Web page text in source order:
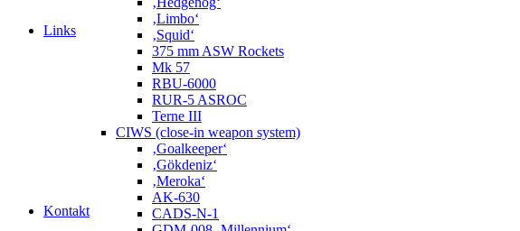
Links
Kontakt
‚Limbo‘
‚Squid‘
375 mm ASW Rockets
Mk 57
RBU-6000
RUR-5 ASROC
Terne III
CIWS (close-in weapon system)
‚Goalkeeper‘
‚Gökdeniz‘
‚Meroka‘
AK-630
CADS-N-1